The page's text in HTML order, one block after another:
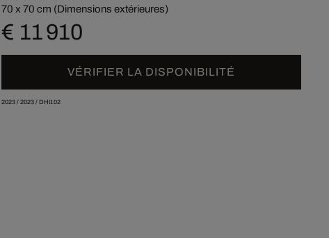
70 x 70 cm (Dimensions extérieures)
€ 11 910
VÉRIFIER LA DISPONIBILITÉ
2023/ 2023/ DHI102